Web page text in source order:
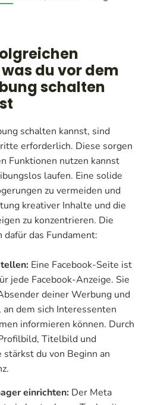
du vor dem
schalten
schalten kannst, sind
erforderlich. Diese sorgen
Funktionen nutzen kannst
laufen. Eine solide
zu vermeiden und
kreativer Inhalte und die
zu konzentrieren. Die
das Fundament:
Eine Facebook-Seite ist
jede Facebook-Anzeige. Sie
deiner Werbung und
dem sich Interessenten
informieren können. Durch
Titelbild und
du von Beginn an
einrichten: Der Meta